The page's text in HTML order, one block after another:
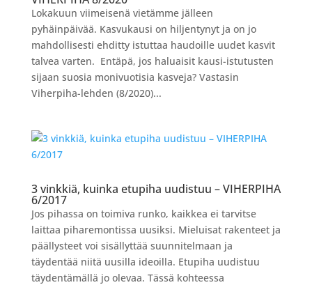
Lokakuun viimeisenä vietämme jälleen
pyhäinpäivää. Kasvukausi on hiljentynyt ja on jo
mahdollisesti ehditty istuttaa haudoille uudet kasvit
talvea varten. Entäpä, jos haluaisit kausi-istutusten
sijaan suosia monivuotisia kasveja? Vastasin
Viherpiha-lehden (8/2020)...
3 vinkkiä, kuinka etupiha uudistuu – VIHERPIHA
6/2017
Jos pihassa on toimiva runko, kaikkea ei tarvitse
laittaa piharemontissa uusiksi. Mieluisat rakenteet ja
päällysteet voi sisällyttää suunnitelmaan ja
täydentää niitä uusilla ideoilla. Etupiha uudistuu
täydentämällä jo olevaa. Tässä kohteessa